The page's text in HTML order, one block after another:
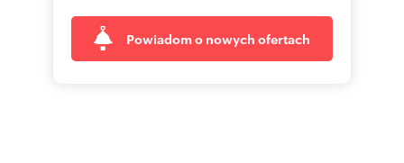
Powiadom o nowych ofertach